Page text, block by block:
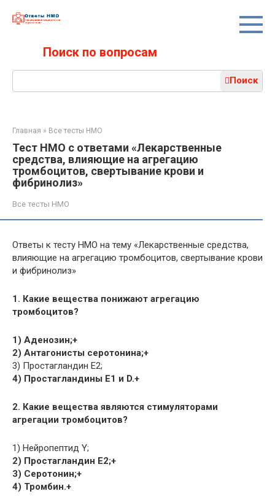
Поиск по вопросам
Поиск
Главная » Все тесты НМО
Тест НМО с ответами «Лекарственные
средства, влияющие на агрегацию
тромбоцитов, свертывание крови и
фибринолиз»
Все тесты НМО
Ответы к тесту НМО на тему «Лекарственные средства,
влияющие на агрегацию тромбоцитов, свертывание крови
и фибринолиз»
1. Какие вещества понижают агрегацию
тромбоцитов?
1) Аденозин;+
2) Антагонисты серотонина;+
3) Простагландин Е2;
4) Простагландины Е1 и D.+
2. Какие вещества являются стимуляторами
агрегации тромбоцитов?
1) Нейропептид Y;
2) Простагландин Е2;+
3) Серотонин;+
4) Тромбин.+